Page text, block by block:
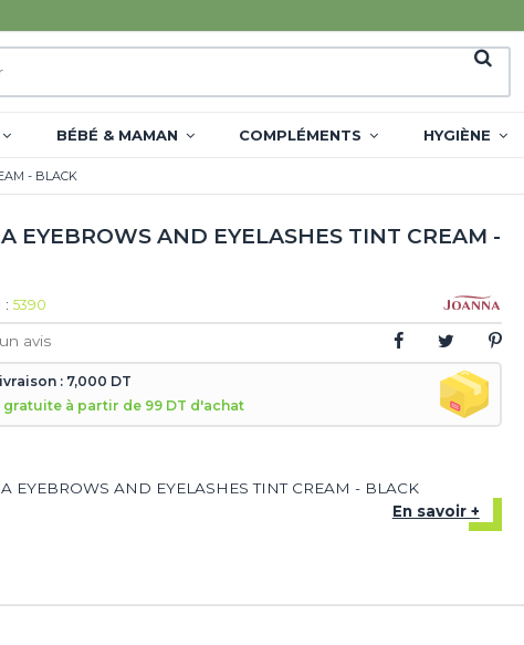
BÉBÉ & MAMAN COMPLÉMENTS HYGIÈNE
- BLACK
EYEBROWS AND EYELASHES TINT CREAM -
: 5390
avis
: 7,000 DT
gratuite à partir de 99 DT d'achat
EYEBROWS AND EYELASHES TINT CREAM - BLACK
En savoir +